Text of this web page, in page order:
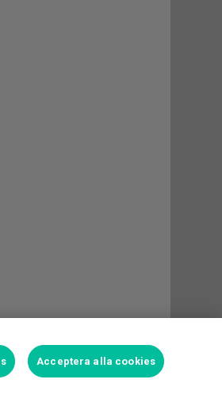
in för att satsa
Acceptera alla cookies